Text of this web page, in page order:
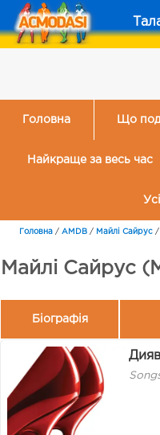
Головна Що
Найкраще за весь час
Головна / AMDB / Майлі Сайрус /
Майлі Сайрус
Біографія